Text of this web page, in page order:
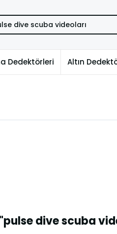
Dedektörleri Altın
"pulse dive scuba